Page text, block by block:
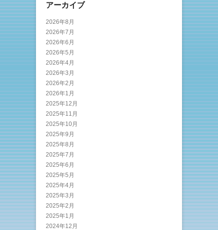
アーカイブ
2026年8月
2026年7月
2026年6月
2026年5月
2026年4月
2026年3月
2026年2月
2026年1月
2025年12月
2025年11月
2025年10月
2025年9月
2025年8月
2025年7月
2025年6月
2025年5月
2025年4月
2025年3月
2025年2月
2025年1月
2024年12月